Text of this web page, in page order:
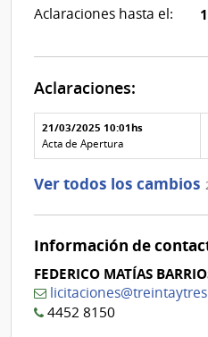
Aclaraciones hasta el:
Aclaraciones:
Aclaraciones del llamado
Fecha y
texto de
la
Archivo
de la
21/03/2025 10:01hs
Acta de Apertura
Ver todos los cambios
Información de
FEDERICO MATÍAS
4452 8150